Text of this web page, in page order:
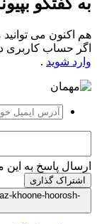
هم اکنون می توانید
اگر حساب کاربری
وارد شوید .
ارسال پاسخ به
اشتراک گذاری
khoone-hoorosh-